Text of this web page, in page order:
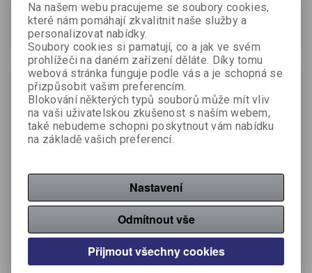
Koupit Koupit
Lepidla Kores Glufix - 50
Katalogové číslo:366100
Akce
Výrobce:Herkules
Katalogové číslo:365060
Na našem webu pracujeme se soubory cookies,
které nám pomáhají zkvalitnit naše služby a
personalizovat nabídky.
Soubory cookies si pamatují, co a jak ve svém
prohlížeči na daném zařízení děláte. Díky tomu
webová stránka funguje podle vás a je schopná se
přizpůsobit vašim preferencím.
Blokování některých typů souborů může mít vliv
na vaši uživatelskou zkušenost s naším webem,
také nebudeme schopni poskytnout vám nabídku
na základě vašich preferencí.
Nastavení
Odmítnout vše
Přijmout všechny cookies